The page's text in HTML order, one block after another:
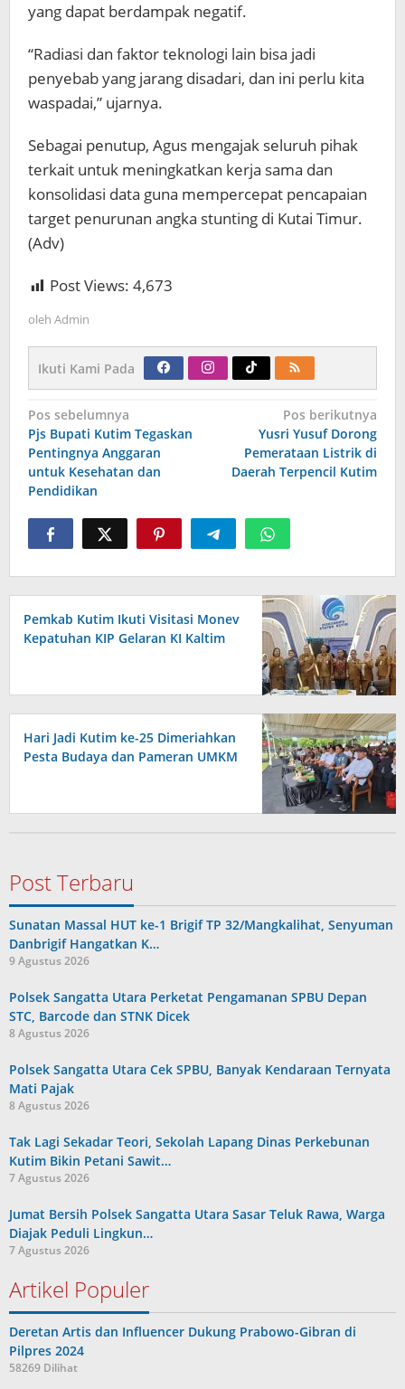
yang dapat berdampak negatif.
“Radiasi dan faktor teknologi lain bisa jadi
penyebab yang jarang disadari, dan ini perlu kita
waspadai,” ujarnya.
Sebagai penutup, Agus mengajak seluruh pihak
terkait untuk meningkatkan kerja sama dan
konsolidasi data guna mempercepat pencapaian
target penurunan angka stunting di Kutai Timur.
(Adv)
Post Views: 4,673
oleh Admin
Ikuti Kami Pada
Navigasi
pos
Pos sebelumnya
Pjs Bupati Kutim Tegaskan
Pentingnya Anggaran
untuk Kesehatan dan
Pendidikan
Pos berikutnya
Yusri Yusuf Dorong
Pemerataan Listrik di
Daerah Terpencil Kutim
Pemkab Kutim Ikuti Visitasi Monev
Kepatuhan KIP Gelaran KI Kaltim
Hari Jadi Kutim ke-25 Dimeriahkan
Pesta Budaya dan Pameran UMKM
Post Terbaru
Sunatan Massal HUT ke-1 Brigif TP 32/Mangkalihat, Senyuman
Danbrigif Hangatkan K…
9 Agustus 2026
Polsek Sangatta Utara Perketat Pengamanan SPBU Depan
STC, Barcode dan STNK Dicek
8 Agustus 2026
Polsek Sangatta Utara Cek SPBU, Banyak Kendaraan Ternyata
Mati Pajak
8 Agustus 2026
Tak Lagi Sekadar Teori, Sekolah Lapang Dinas Perkebunan
Kutim Bikin Petani Sawit…
7 Agustus 2026
Jumat Bersih Polsek Sangatta Utara Sasar Teluk Rawa, Warga
Diajak Peduli Lingkun…
7 Agustus 2026
Artikel Populer
Deretan Artis dan Influencer Dukung Prabowo-Gibran di
Pilpres 2024
58269 Dilihat